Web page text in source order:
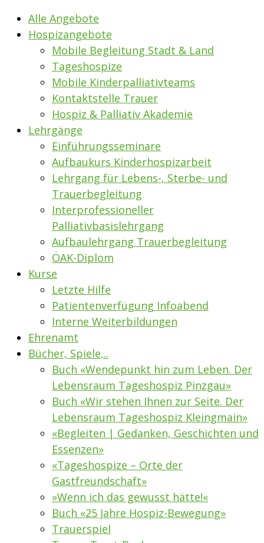
Alle Angebote
Hospizangebote
Mobile Begleitung Stadt & Land
Tageshospize
Mobile Kinderpalliativteams
Kontaktstelle Trauer
Hospiz & Palliativ Akademie
Lehrgänge
Einführungsseminare
Aufbaukurs Kinderhospizarbeit
Lehrgang für Lebens-, Sterbe- und
Trauerbegleitung
Interprofessioneller
Palliativbasislehrgang
Aufbaulehrgang Trauerbegleitung
ÖAK-Diplom
Kurse
Letzte Hilfe
Patientenverfügung Infoabend
Interne Weiterbildungen
Ehrenamt
Bücher, Spiele,..
Buch «Wendepunkt hin zum Leben. Der
Lebensraum Tageshospiz Pinzgau»
Buch «Wir stehen Ihnen zur Seite. Der
Lebensraum Tageshospiz Kleingmain»
«Begleiten | Gedanken, Geschichten und
Essenzen»
«Tageshospize – Orte der
Gastfreundschaft»
»Wenn ich das gewusst hätte!«
Buch «25 Jahre Hospiz-Bewegung»
Trauerspiel